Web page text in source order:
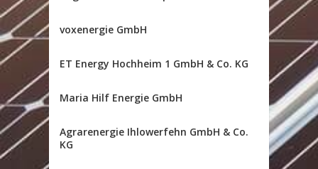
voxenergie GmbH
ET Energy Hochheim 1 GmbH & Co. KG
Maria Hilf Energie GmbH
Agrarenergie Ihlowerfehn GmbH & Co.
KG